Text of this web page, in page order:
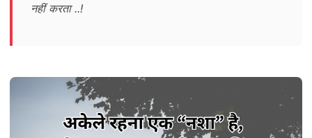
नहीं करता ..!